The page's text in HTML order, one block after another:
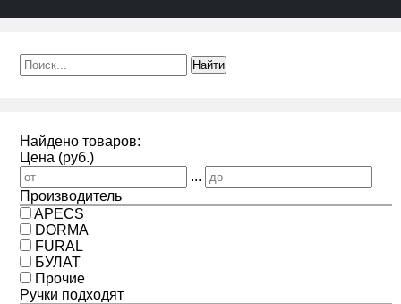
Найдено товаров:
Цена (руб.)
...
Производитель
APECS
DORMA
FURAL
БУЛАТ
Прочие
Ручки подходят